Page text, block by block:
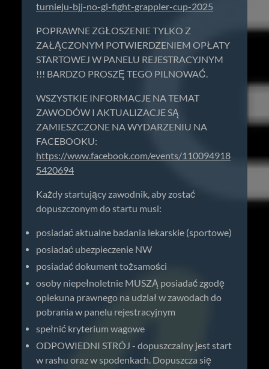
turnieju-bjj-no-gi-fight-grappler-cup-2025
POPRAWNE ZGŁOSZENIE TYLKO Z
ZAŁĄCZONYM POTWIERDZENIEM OPŁATY
STARTOWEJ W PANELU REJESTRACYJNYM
!!! BARDZO PROSZĘ TEGO PILNOWAĆ.
WSZYSTKIE INFORMACJE NA TEMAT
ZAWODÓW I AKTUALIZACJE SĄ
ZAMIESZCZONE NA WYDARZENIU NA
FACEBOOKU:
https://www.facebook.com/events/110094918
5420694
Każdy startujący zawodnik, aby zostać
dopuszczonym do startu musi:
posiadać aktualne badania lekarskie (sportowe)
posiadać ubezpieczenie NW
posiadać dokument tożsamości
osoby niepełnoletnie MUSZĄ posiadać zgodę
opiekuna prawnego na udział w zawodach do
pobrania w panelu rejestracyjnym
spełnić kryterium wagowe
ODPOWIEDNI STRÓJ - dopuszczalny jest start
w rashu oraz w spodenkach. Dopuszcza się